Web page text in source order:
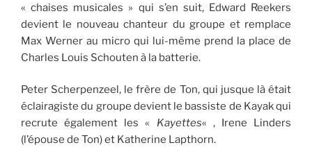
« chaises musicales » qui s’en suit, Edward Reekers
devient le nouveau chanteur du groupe et remplace
Max Werner au micro qui lui-même prend la place de
Charles Louis Schouten à la batterie.
Peter Scherpenzeel, le frère de Ton, qui jusque là était
éclairagiste du groupe devient le bassiste de Kayak qui
recrute également les « Kayettes« , Irene Linders
(l’épouse de Ton) et Katherine Lapthorn.